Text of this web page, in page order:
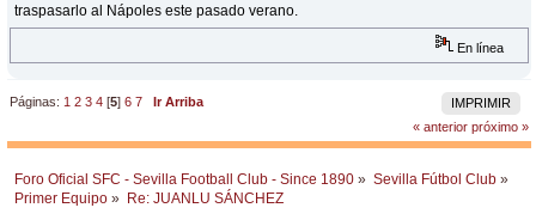
traspasarlo al Nápoles este pasado verano.
En línea
IMPRIMIR
Páginas: 1 2 3 4 [5]6 7
Ir Arriba
« anterior próximo »
Foro Oficial SFC - Sevilla Football Club - Since 1890 » Sevilla Fútbol Club »
Primer Equipo » Re: JUANLU SÁNCHEZ